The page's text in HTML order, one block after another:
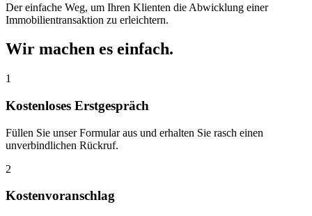
Der einfache Weg, um Ihren Klienten die Abwicklung einer
Immobilientransaktion zu erleichtern.
Wir machen es einfach.
1
Kostenloses Erstgespräch
Füllen Sie unser Formular aus und erhalten Sie rasch einen
unverbindlichen Rückruf.
2
Kostenvoranschlag